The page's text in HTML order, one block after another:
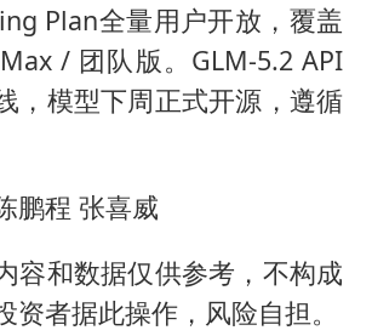
Plan全量用户开放，覆盖
/ 团队版。GLM-5.2 API
，模型下周正式开源，遵循
鹏程 张喜威
容和数据仅供参考，不构成
资者据此操作，风险自担。